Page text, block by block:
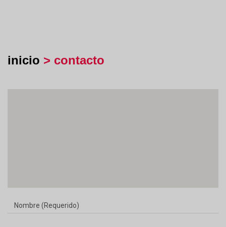
inicio > contacto
Nombre (Requerido)